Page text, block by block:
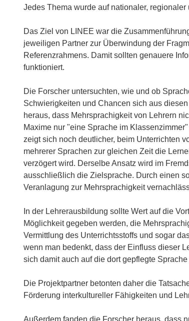
Jedes Thema wurde auf nationaler,
Das Ziel von LINEE war die
jeweiligen Partner zur Überwindung der
Referenzrahmens. Damit sollten genauere
funktioniert.
Die Forscher untersuchten, wie und ob
Schwierigkeiten und Chancen sich aus
heraus, dass Mehrsprachigkeit von Lehrern
Maxime nur "eine Sprache im
zeigt sich noch deutlicher, beim Unterrichten
mehrerer Sprachen zur gleichen Zeit die
verzögert wird. Derselbe Ansatz wird im
ausschließlich die Zielsprache. Durch einen
Veranlagung zur Mehrsprachigkeit
In der Lehrerausbildung sollte Wert auf die
Möglichkeit gegeben werden, die
Vermittlung des Unterrichtsstoffs und sogar
wenn man bedenkt, dass der Einfluss dieser
sich damit auch auf die dort gepflegte
Die Projektpartner betonten daher die
Förderung interkultureller Fähigkeiten und
Außerdem fanden die Forscher heraus, dass